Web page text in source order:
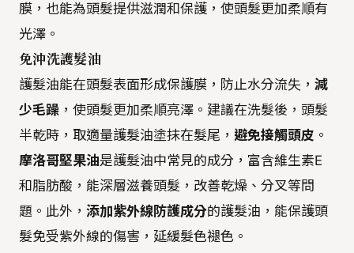
膜，也能為頭髮提供滋潤和保護，使頭髮更加柔順有
光澤。
免沖洗護髮油
護髮油能在頭髮表面形成保護膜，防止水分流失， 減
少毛躁 ，使頭髮更加柔順亮澤。建議在洗髮後，頭髮
半乾時，取適量護髮油塗抹在髮尾， 避免接觸頭皮 。
摩洛哥堅果油是護髮油中常見的成分，富含維生素E
和脂肪酸，能深層滋養頭髮，改善乾燥、分叉等問
題。此外， 添加紫外線防護成分的護髮油，能保護頭
髮免受紫外線的傷害，延緩髮色褪色。